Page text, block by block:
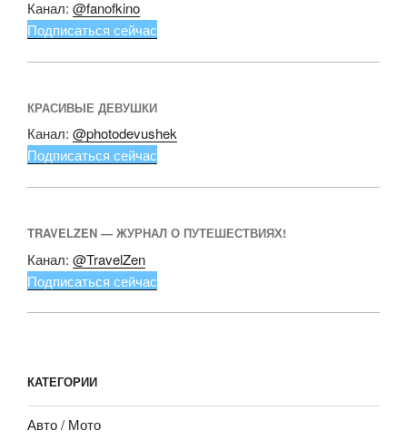
Канал: @fanofkino
Подписаться сейчас
КРАСИВЫЕ ДЕВУШКИ
Канал: @photodevushek
Подписаться сейчас
TRAVELZEN — ЖУРНАЛ О ПУТЕШЕСТВИЯХ!
Канал: @TravelZen
Подписаться сейчас
КАТЕГОРИИ
Авто / Мото